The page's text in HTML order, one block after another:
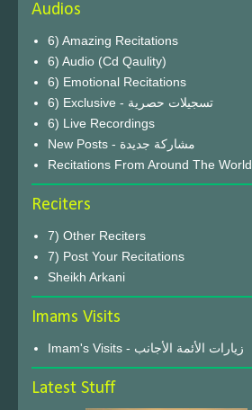
Audios
6) Amazing Recitations
6) Audio (Cd Qaulity)
6) Emotional Recitations
6) Exclusive - تسجيلات حصرية
6) Live Recordings
New Posts - مشاركة جديدة
Recitations From Around The World
Reciters
7) Other Reciters
7) Post Your Recitations
Sheikh Arkani
Imams Visits
Imam's Visits - زيارات الأئمة الأجانب
Latest Stuff